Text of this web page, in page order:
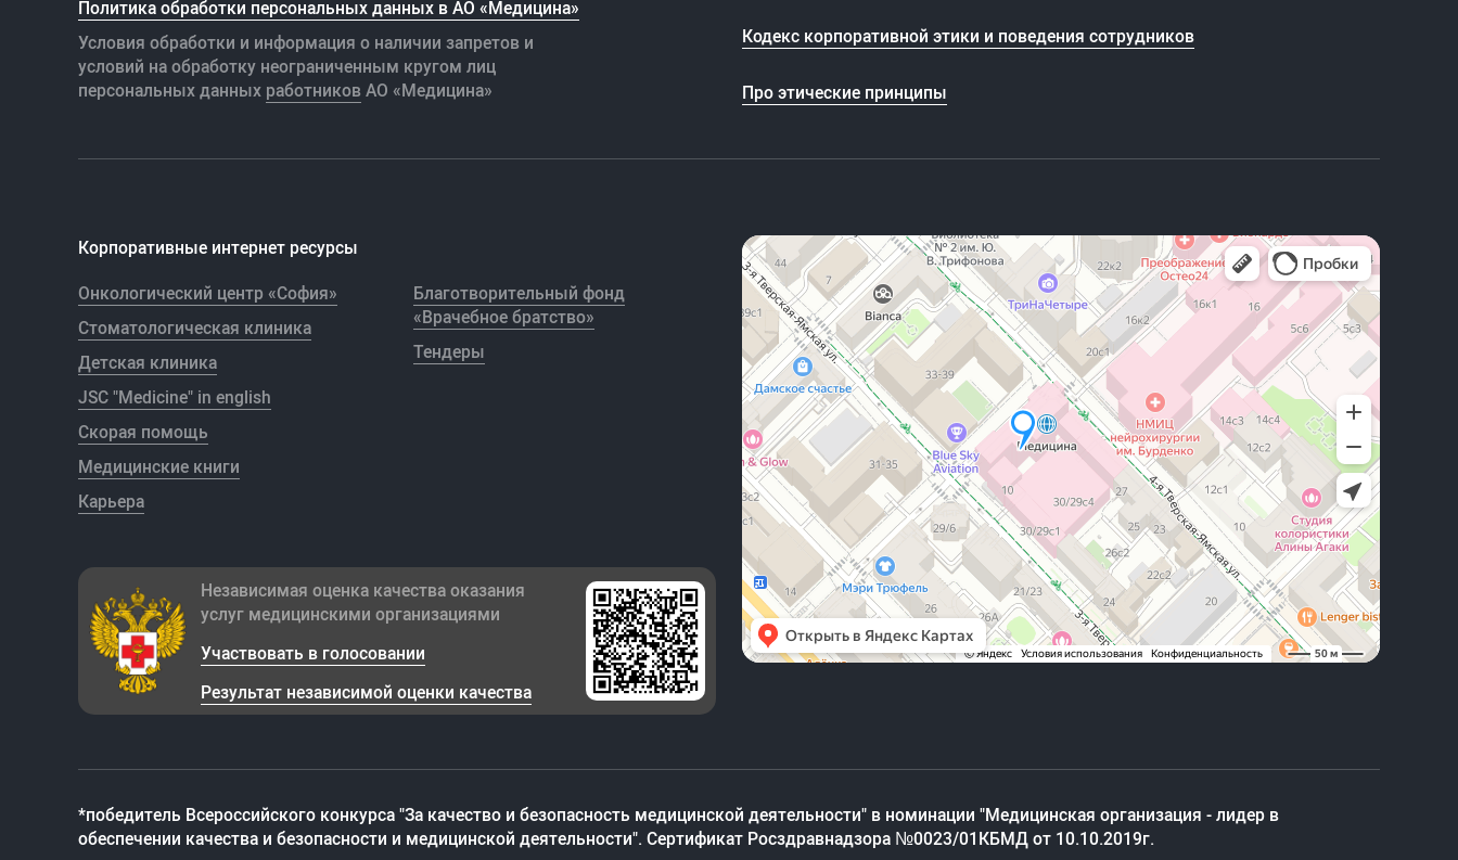
Политика обработки персональных данных в АО «Медицина»
Условия обработки и информация о наличии запретов и
условий на обработку неограниченным кругом лиц
персональных данных работниковАО «Медицина»
Кодекс корпоративной этики и поведения сотрудников
Про этические принципы
Корпоративные интернет ресурсы
Онкологический центр «София»
Стоматологическая клиника
Детская клиника
JSC "Medicine" in english
Скорая помощь
Благотворительный фонд
«Врачебное братство»
Тендеры
Медицинские книги
Карьера
Независимая оценка качества оказания
услуг медицинскими организациями
Участвовать в голосовании
Результат независимой оценки качества
*победитель Всероссийского конкурса "За качество и безопасность медицинской деятельности" в номинации "Медицинская организация - лидер в
обеспечении качества и безопасности и медицинской деятельности". Сертификат Росздравнадзора №0023/01КБМД от 10.10.2019г.